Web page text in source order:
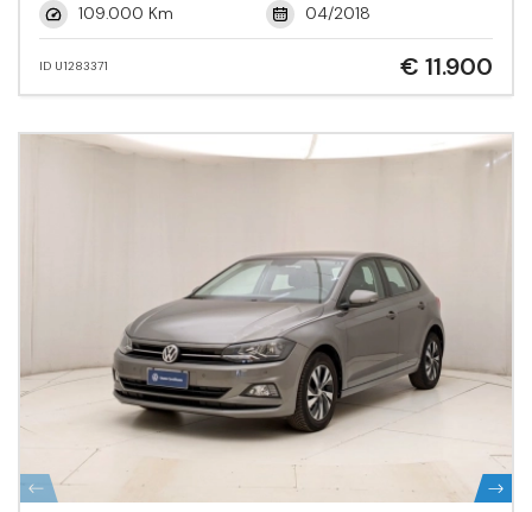
109.000 Km
04/2018
ID U1283371 € 11.900